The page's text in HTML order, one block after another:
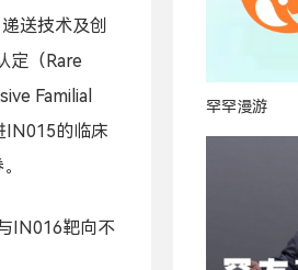
送技术及创
定（Rare
Familial
IN015的临床
IN016靶向不
罕罕漫游